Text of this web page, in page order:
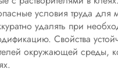
условия труда для
удалять при
Свойства
окружающей среды,